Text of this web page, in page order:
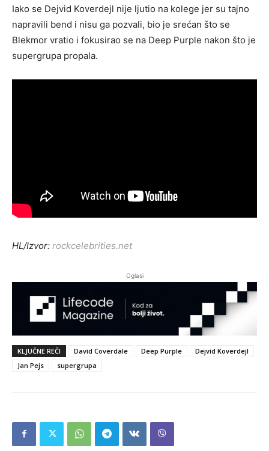
Iako se Dejvid Koverdejl nije ljutio na kolege jer su tajno
napravili bend i nisu ga pozvali, bio je srećan što se
Blekmor vratio i fokusirao se na Deep Purple nakon što je
supergrupa propala.
HL/Izvor: rockcelebrities.net
Oglasi
KLJUČNE REČI David Coverdale Deep Purple
Dejvid Koverdejl
Jan Pejs
supergrupa